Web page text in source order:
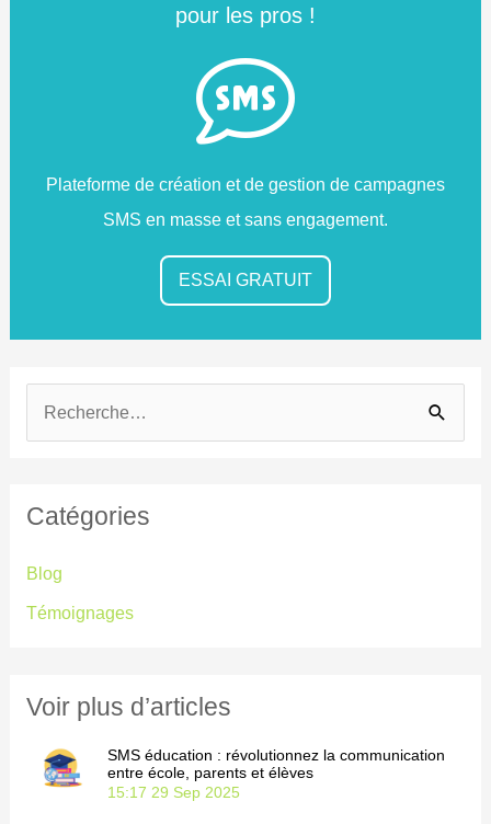
pour les pros !
Plateforme de création et de gestion de campagnes
SMS en masse et sans engagement.
ESSAI GRATUIT
h
e
Catégories
Blog
Témoignages
Voir plus d’articles
SMS éducation : révolutionnez la communication
entre école, parents et élèves
15:17 29 Sep 2025